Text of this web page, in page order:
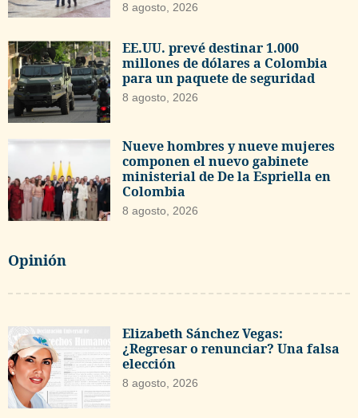
8 agosto, 2026
EE.UU. prevé destinar 1.000
millones de dólares a Colombia
para un paquete de seguridad
8 agosto, 2026
Nueve hombres y nueve mujeres
componen el nuevo gabinete
ministerial de De la Espriella en
Colombia
8 agosto, 2026
Opinión
Elizabeth Sánchez Vegas:
¿Regresar o renunciar? Una falsa
elección
8 agosto, 2026